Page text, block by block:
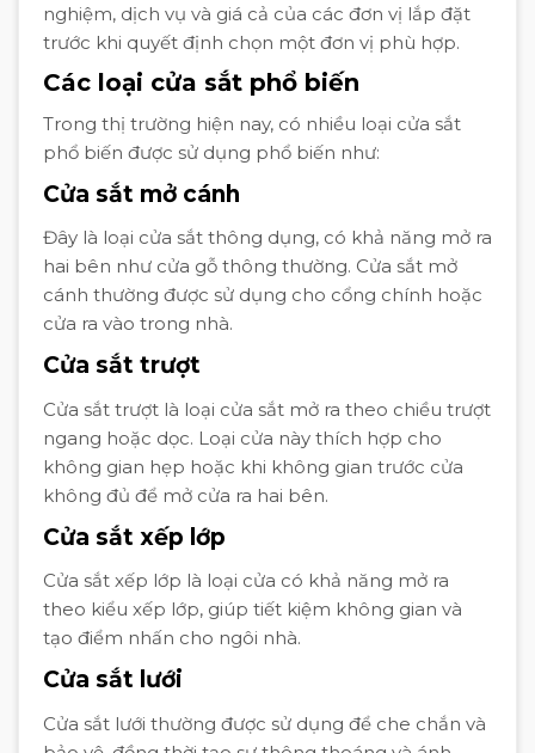
nghiệm, dịch vụ và giá cả của các đơn vị lắp đặt
trước khi quyết định chọn một đơn vị phù hợp.
Các loại cửa sắt phổ biến
Trong thị trường hiện nay, có nhiều loại cửa sắt
phổ biến được sử dụng phổ biến như:
Cửa sắt mở cánh
Đây là loại cửa sắt thông dụng, có khả năng mở ra
hai bên như cửa gỗ thông thường. Cửa sắt mở
cánh thường được sử dụng cho cổng chính hoặc
cửa ra vào trong nhà.
Cửa sắt trượt
Cửa sắt trượt là loại cửa sắt mở ra theo chiều trượt
ngang hoặc dọc. Loại cửa này thích hợp cho
không gian hẹp hoặc khi không gian trước cửa
không đủ để mở cửa ra hai bên.
Cửa sắt xếp lớp
Cửa sắt xếp lớp là loại cửa có khả năng mở ra
theo kiểu xếp lớp, giúp tiết kiệm không gian và
tạo điểm nhấn cho ngôi nhà.
Cửa sắt lưới
Cửa sắt lưới thường được sử dụng để che chắn và